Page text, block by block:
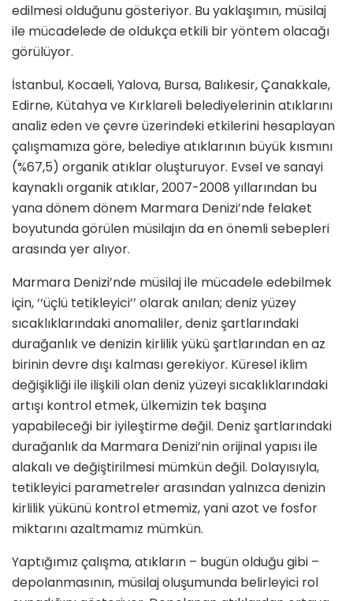
edilmesi olduğunu gösteriyor. Bu yaklaşımın, müsilaj
ile mücadelede de oldukça etkili bir yöntem olacağı
görülüyor.
İstanbul, Kocaeli, Yalova, Bursa, Balıkesir, Çanakkale,
Edirne, Kütahya ve Kırklareli belediyelerinin atıklarını
analiz eden ve çevre üzerindeki etkilerini hesaplayan
çalışmamıza göre, belediye atıklarının büyük kısmını
(%67,5) organik atıklar oluşturuyor. Evsel ve sanayi
kaynaklı organik atıklar, 2007-2008 yıllarından bu
yana dönem dönem Marmara Denizi’nde felaket
boyutunda görülen müsilajın da en önemli sebepleri
arasında yer alıyor.
Marmara Denizi’nde müsilaj ile mücadele edebilmek
için, ‘‘üçlü tetikleyici’’ olarak anılan; deniz yüzey
sıcaklıklarındaki anomaliler, deniz şartlarındaki
durağanlık ve denizin kirlilik yükü şartlarından en az
birinin devre dışı kalması gerekiyor. Küresel iklim
değişikliği ile ilişkili olan deniz yüzeyi sıcaklıklarındaki
artışı kontrol etmek, ülkemizin tek başına
yapabileceği bir iyileştirme değil. Deniz şartlarındaki
durağanlık da Marmara Denizi’nin orijinal yapısı ile
alakalı ve değiştirilmesi mümkün değil. Dolayısıyla,
tetikleyici parametreler arasından yalnızca denizin
kirlilik yükünü kontrol etmemiz, yani azot ve fosfor
miktarını azaltmamız mümkün.
Yaptığımız çalışma, atıkların – bugün olduğu gibi –
depolanmasının, müsilaj oluşumunda belirleyici rol